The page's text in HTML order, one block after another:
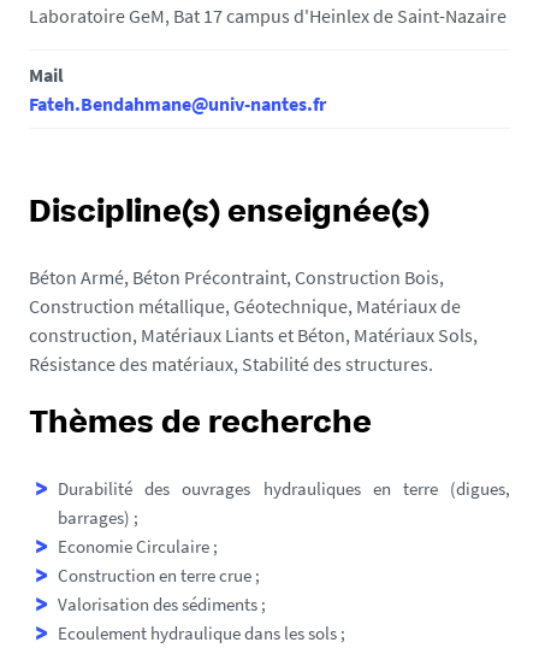
Laboratoire GeM, Bat 17 campus d'Heinlex de Saint-Nazaire
Mail
Fateh.Bendahmane@univ-nantes.fr
Discipline(s) enseignée(s)
Béton Armé, Béton Précontraint, Construction Bois,
Construction métallique, Géotechnique, Matériaux de
construction, Matériaux Liants et Béton, Matériaux Sols,
Résistance des matériaux, Stabilité des structures.
Thèmes de recherche
Durabilité des ouvrages hydrauliques en terre (digues,
barrages) ;
Economie Circulaire ;
Construction en terre crue ;
Valorisation des sédiments ;
Ecoulement hydraulique dans les sols ;